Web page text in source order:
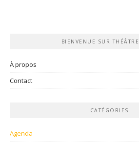
BIENVENUE SUR
À propos
Contact
CATÉGORIES
Agenda